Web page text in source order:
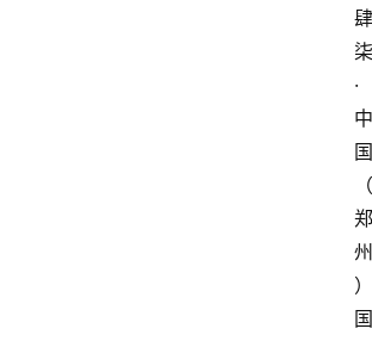
肆
柒
·
中
国
（
郑
州
）
国